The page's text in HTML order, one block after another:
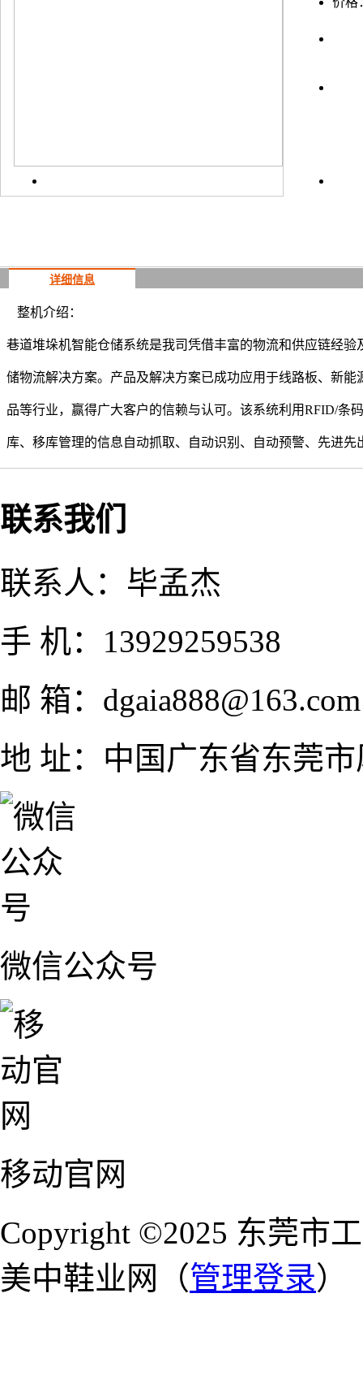
详细信息
整机介绍：
巷道堆垛机智能仓储系统是我司凭借丰富的物流和供应链经
储物流解决方案。产品及解决方案已成功应用于线路板、新
品等行业，赢得广大客户的信赖与认可。该系统利用RFID/条
库、移库管理的信息自动抓取、自动识别、自动预警、先进
联系我们
联系人：毕孟杰
手 机：13929259538
邮 箱：dgaia888@163.com
地 址：中国广东省东莞
微信公众号
移动官网
Copyright ©2025 东莞市
美中鞋业网（管理登录）